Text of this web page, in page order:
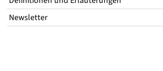
Newsletter